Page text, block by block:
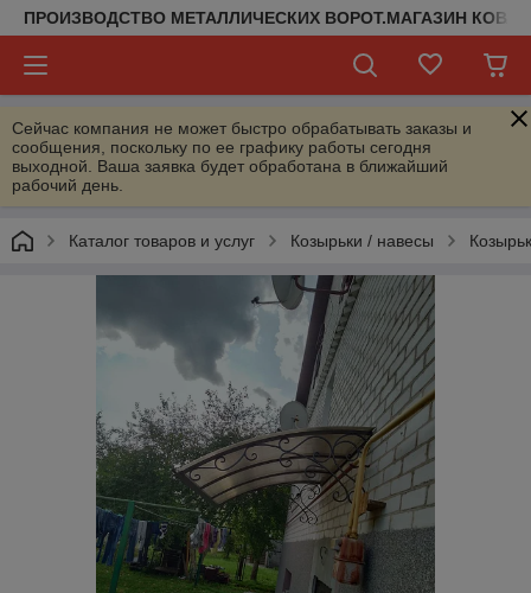
ПРОИЗВОДСТВО МЕТАЛЛИЧЕСКИХ ВОРОТ.МАГАЗИН
Сейчас компания не может быстро обрабатывать заказы и
сообщения, поскольку по ее графику работы сегодня
выходной. Ваша заявка будет обработана в ближайший
рабочий день.
Каталог товаров и услуг Козырьки / навесы